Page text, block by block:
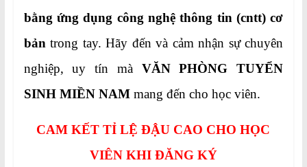
bằng ứng dụng công nghệ thông tin (cntt) cơ
bảntrong tay. Hãy đến và cảm nhận sự chuyên
nghiệp, uy tín mà VĂN PHÒNG TUYỂN
SINH MIỀN NAMmang đến cho học viên.
CAM KẾT TỈ LỆ ĐẬU CAO CHO HỌC
VIÊN KHI ĐĂNG KÝ